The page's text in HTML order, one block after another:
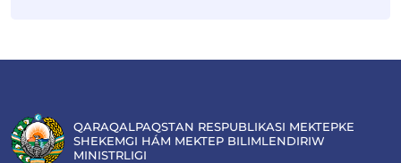
QARAQALPAQSTAN RESPUBLIKASI MEKTEPKE
SHEKEMGI HÁM MEKTEP BILIMLENDIRIW
MINISTRLIGI